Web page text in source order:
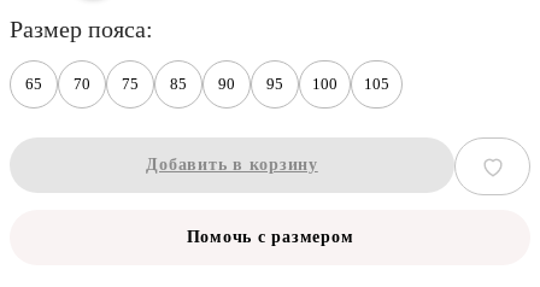
размер пояса
65 70 75 85 90 95 100 105
Добавить в корзину
Помочь с размером